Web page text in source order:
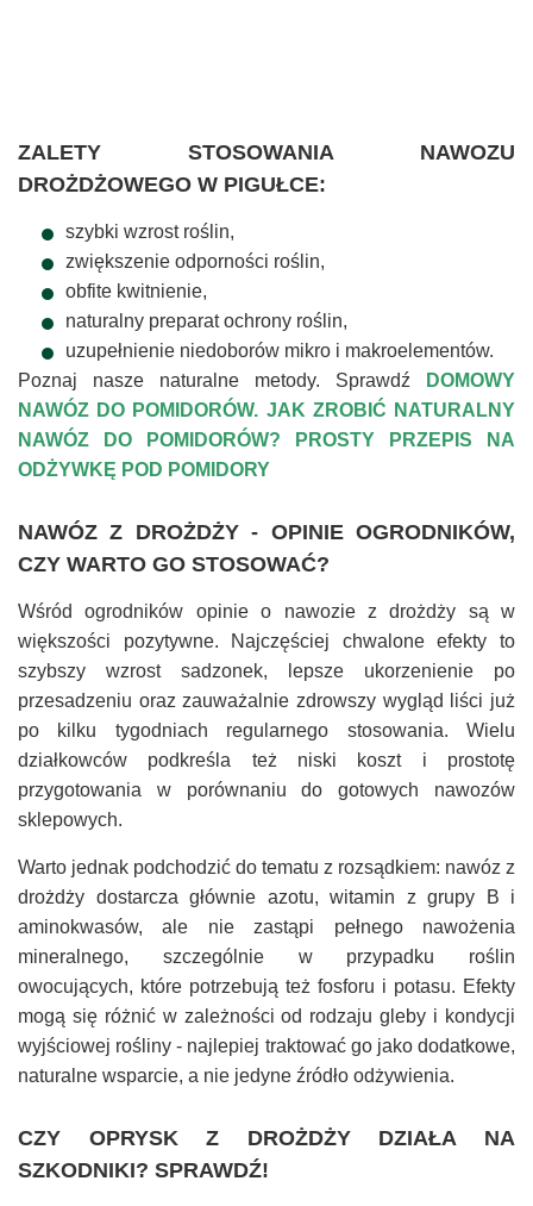
ZALETY STOSOWANIA NAWOZU
DROŻDŻOWEGO W PIGUŁCE:
szybki wzrost roślin,
zwiększenie odporności roślin,
obfite kwitnienie,
naturalny preparat ochrony roślin,
uzupełnienie niedoborów mikro i makroelementów.
Poznaj nasze naturalne metody. Sprawdź DOMOWY
NAWÓZ DO POMIDORÓW. JAK ZROBIĆ NATURALNY
NAWÓZ DO POMIDORÓW? PROSTY PRZEPIS NA
ODŻYWKĘ POD POMIDORY
NAWÓZ Z DROŻDŻY - OPINIE OGRODNIKÓW,
CZY WARTO GO STOSOWAĆ?
Wśród ogrodników opinie o nawozie z drożdży są w
większości pozytywne. Najczęściej chwalone efekty to
szybszy wzrost sadzonek, lepsze ukorzenienie po
przesadzeniu oraz zauważalnie zdrowszy wygląd liści już
po kilku tygodniach regularnego stosowania. Wielu
działkowców podkreśla też niski koszt i prostotę
przygotowania w porównaniu do gotowych nawozów
sklepowych.
Warto jednak podchodzić do tematu z rozsądkiem: nawóz z
drożdży dostarcza głównie azotu, witamin z grupy B i
aminokwasów, ale nie zastąpi pełnego nawożenia
mineralnego, szczególnie w przypadku roślin
owocujących, które potrzebują też fosforu i potasu. Efekty
mogą się różnić w zależności od rodzaju gleby i kondycji
wyjściowej rośliny - najlepiej traktować go jako dodatkowe,
naturalne wsparcie, a nie jedyne źródło odżywienia.
CZY OPRYSK Z DROŻDŻY DZIAŁA NA
SZKODNIKI? SPRAWDŹ!